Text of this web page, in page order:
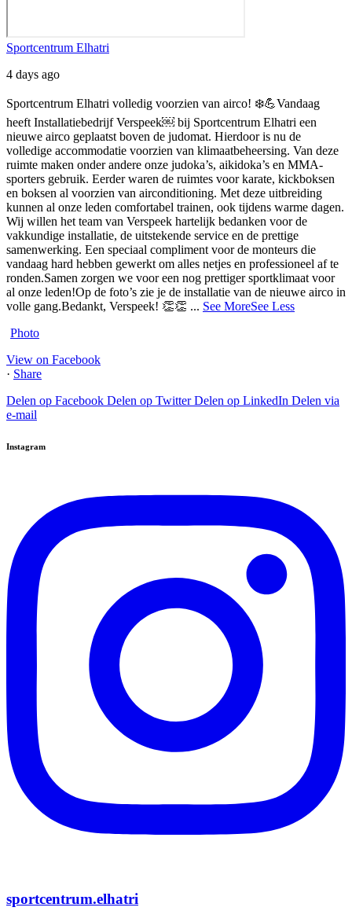
Sportcentrum Elhatri
4 days ago
Sportcentrum Elhatri volledig voorzien van airco! ❄️💪Vandaag
heeft Installatiebedrijf Verspeek⁠￼ bij Sportcentrum Elhatri een
nieuwe airco geplaatst boven de judomat. Hierdoor is nu de
volledige accommodatie voorzien van klimaatbeheersing. Van deze
ruimte maken onder andere onze judoka’s, aikidoka’s en MMA-
sporters gebruik. Eerder waren de ruimtes voor karate, kickboksen
en boksen al voorzien van airconditioning. Met deze uitbreiding
kunnen al onze leden comfortabel trainen, ook tijdens warme dagen.
Wij willen het team van Verspeek hartelijk bedanken voor de
vakkundige installatie, de uitstekende service en de prettige
samenwerking. Een speciaal compliment voor de monteurs die
vandaag hard hebben gewerkt om alles netjes en professioneel af te
ronden.Samen zorgen we voor een nog prettiger sportklimaat voor
al onze leden!Op de foto’s zie je de installatie van de nieuwe airco in
volle gang.Bedankt, Verspeek! 👏👏 ... See MoreSee Less
Photo
View on Facebook
· Share
Delen op Facebook Delen op Twitter Delen op LinkedIn Delen via
e-mail
Instagram
sportcentrum.elhatri